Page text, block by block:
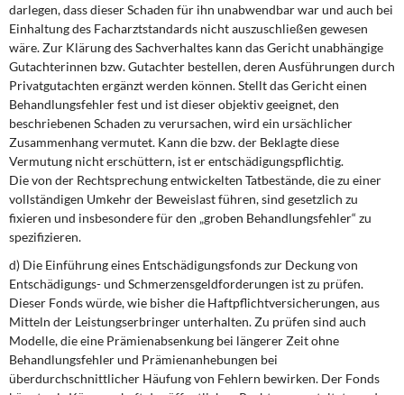
darlegen, dass dieser Schaden für ihn unabwendbar war und auch bei
Einhaltung des Facharztstandards nicht auszuschließen gewesen
wäre. Zur Klärung des Sachverhaltes kann das Gericht unabhängige
Gutachterinnen bzw. Gutachter bestellen, deren Ausführungen durch
Privatgutachten ergänzt werden können. Stellt das Gericht einen
Behandlungsfehler fest und ist dieser objektiv geeignet, den
beschriebenen Schaden zu verursachen, wird ein ursächlicher
Zusammenhang vermutet. Kann die bzw. der Beklagte diese
Vermutung nicht erschüttern, ist er entschädigungspflichtig.
Die von der Rechtsprechung entwickelten Tatbestände, die zu einer
vollständigen Umkehr der Beweislast führen, sind gesetzlich zu
fixieren und insbesondere für den „groben Behandlungsfehler“ zu
spezifizieren.
d) Die Einführung eines Entschädigungsfonds zur Deckung von
Entschädigungs- und Schmerzensgeldforderungen ist zu prüfen.
Dieser Fonds würde, wie bisher die Haftpflichtversicherungen, aus
Mitteln der Leistungserbringer unterhalten. Zu prüfen sind auch
Modelle, die eine Prämienabsenkung bei längerer Zeit ohne
Behandlungsfehler und Prämienanhebungen bei
überdurchschnittlicher Häufung von Fehlern bewirken. Der Fonds